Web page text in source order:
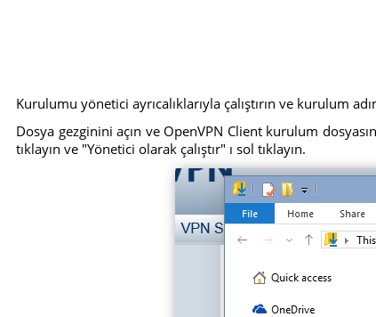
Kurulumu yönetici ayrıcalıklarıyla çalıştırın ve kurulum
Dosya gezginini açın ve OpenVPN Client kurulum
tıklayın ve "Yönetici olarak çalıştır" ı sol tıklayın.